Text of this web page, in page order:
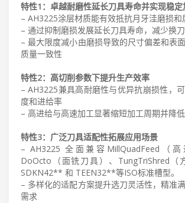
特性1：卓越耐磨性延长刀具寿命并实现稳定
– AH3225涂层材质能有效抵抗月牙洼磨损和
– 通过抑制磨损发展延长刀具寿命，减少换
– 最大限度减小由磨损导致的尺寸偏差和表
质量一致性
特性2：高切削参数下提升生产效率
– AH3225兼具高耐磨性与优异抗崩损性，
度和进给率
– 高进给与高速加工显著缩短加工周期并降
特性3：广泛刀具适配性拓展应用场景
– AH3225 全面兼容MillQuadFeed（高
DoOcto（面铣刀具）、TungTriShred（
SDKN42** 和 TEEN32**等ISO标准槽型。
– 多样化的适配方案提升选刀灵活性，精准
需求